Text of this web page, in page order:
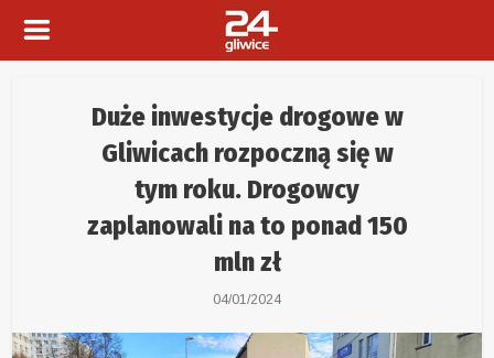
Duże inwestycje drogowe w
Gliwicach rozpoczną się w
tym roku. Drogowcy
zaplanowali na to ponad 150
mln zł
04/01/2024